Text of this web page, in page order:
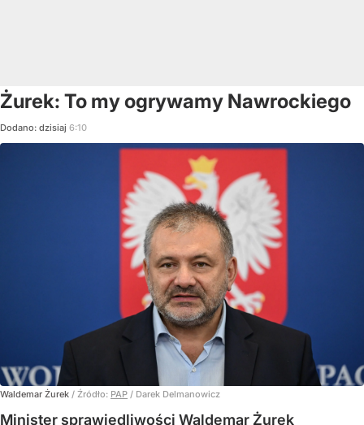
Żurek: To my ogrywamy Nawrockiego
Dodano: dzisiaj 6:10
Waldemar Żurek / Źródło: PAP / Darek Delmanowicz
Minister sprawiedliwości Waldemar Żurek